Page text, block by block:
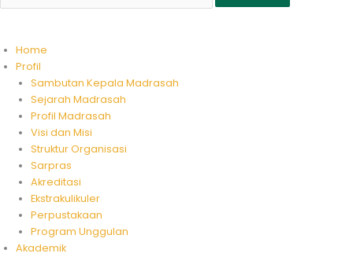
Home
Profil
Sambutan Kepala Madrasah
Sejarah Madrasah
Profil Madrasah
Visi dan Misi
Struktur Organisasi
Sarpras
Akreditasi
Ekstrakulikuler
Perpustakaan
Program Unggulan
Akademik